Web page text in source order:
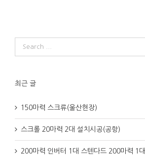
최근 글
150마력 스크류(울산현장)
스크롤 20마력 2대 설치시공(공항)
200마력 인버터 1대 스텐다드 200마력 1대